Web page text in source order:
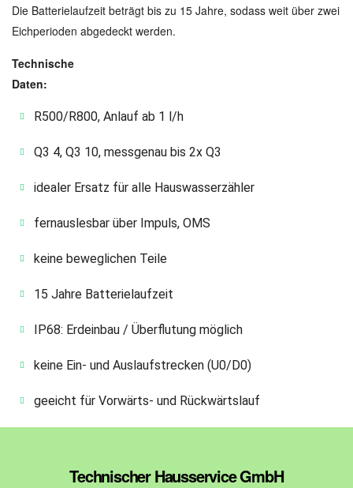
Die Batterielaufzeit beträgt bis zu 15 Jahre, sodass weit über zwei
Eichperioden abgedeckt werden.
Technische
Daten:
R500/R800, Anlauf ab 1 l/h
Q3 4, Q3 10, messgenau bis 2x Q3
idealer Ersatz für alle Hauswasserzähler
fernauslesbar über Impuls, OMS
keine beweglichen Teile
15 Jahre Batterielaufzeit
IP68: Erdeinbau / Überflutung möglich
keine Ein- und Auslaufstrecken (U0/D0)
geeicht für Vorwärts- und Rückwärtslauf
Technischer Hausservice GmbH